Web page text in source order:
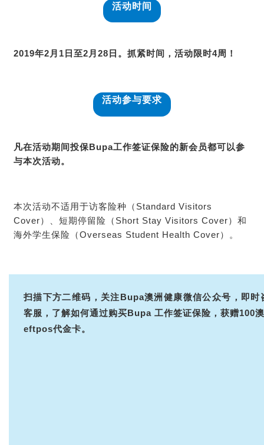
活动时间
2019年2月1日至2月28日。抓紧时间，活动限时4周！
活动参与要求
凡在活动期间投保Bupa工作签证保险的新会员都可以参
与本次活动。
本次活动不适用于访客险种（Standard Visitors
Cover）、短期停留险（Short Stay Visitors Cover）和
海外学生保险（Overseas Student Health Cover）。
扫描下方二维码，关注Bupa澳洲健康微信公众号，即时
客服，了解如何通过购买Bupa 工作签证保险，获赠100
eftpos代金卡。